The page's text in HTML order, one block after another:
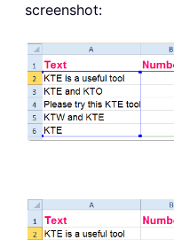
screenshot: